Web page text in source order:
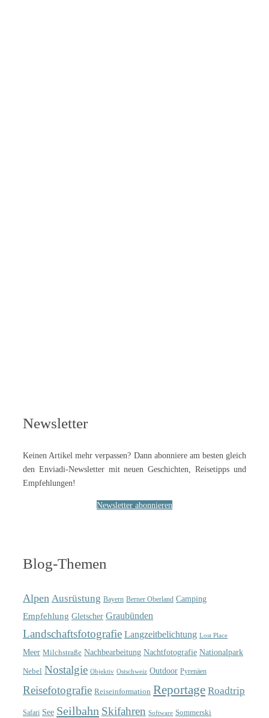
Newsletter
Keinen Artikel mehr verpassen? Dann abonniere am besten gleich
den Enviadi-Newsletter mit neuen Geschichten, Reisetipps und
Empfehlungen!
Newsletter abonnieren
Blog-Themen
Alpen Ausrüstung Bayern Berner Oberland Camping
Empfehlung Gletscher Graubünden
Landschaftsfotografie Langzeitbelichtung Lost Place
Meer Milchstraße Nachbearbeitung Nachtfotografie Nationalpark
Nebel Nostalgie Objektiv Ostschweiz Outdoor Pyrenäen
Reisefotografie Reiseinformation Reportage Roadtrip
Safari See Seilbahn Skifahren Software Sommerski